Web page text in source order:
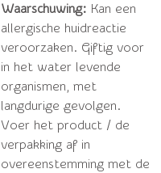
Waarschuwing: Kan een
allergische huidreactie
veroorzaken. Giftig voor
in het water levende
organismen, met
langdurige gevolgen.
Voer het product / de
verpakking af in
overeenstemming met de